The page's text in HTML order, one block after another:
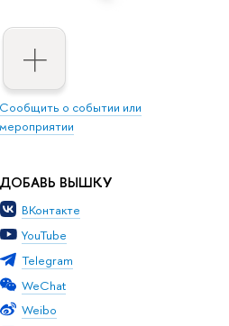
Сообщить о событии или
мероприятии
ДОБАВЬ ВЫШКУ
ВКонтакте
YouTube
Telegram
WeChat
Weibo